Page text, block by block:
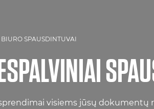
BIURO SPAUSDINTUVAI
visiems jūsų dokumentų